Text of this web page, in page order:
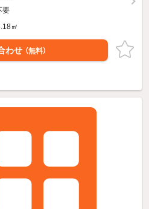
要
㎡
わせ （無料）